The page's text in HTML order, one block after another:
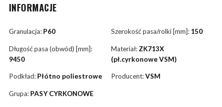
INFORMACJE
Granulacja: P60 Szerokość pasa/rolki [mm]: 150
Długość pasa (obwód) [mm]:
9450
Materiał: ZK713X
(pł.cyrkonowe VSM)
Podkład: Płótno poliestrowe Producent:VSM
Grupa: PASY CYRKONOWE